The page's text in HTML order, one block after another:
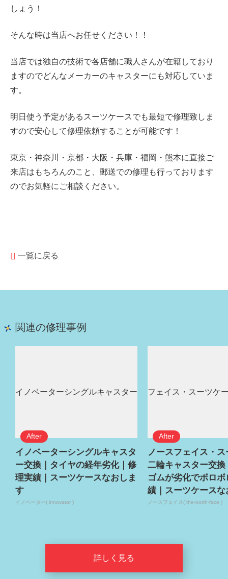
しょう！
そんな時は当店へお任せください！！
当店では独自の技術で各店舗に職人さんが在籍しており
ますのでどんなメーカーのキャスターにも対応していま
す。
明日使う予定があるスーツケースでも最短で修理致しま
すので安心して修理依頼することが可能です！
東京・神奈川・京都・大阪・兵庫・福岡・熊本に直接ご
来店はもちろんのこと、郵送での修理も行っております
のでお気軽にご相談ください。
一覧に戻る
関連の修理事例
イノベーターシングルキャスタ
ー交換｜タイヤの経年劣化｜修
理実績｜スーツケースなおしま
す
イノベーター( innovator )
ノースフェイス・
二輪キャスター交換
ゴムが劣化でボロ
績｜スーツケースな
ノースフェイス( the-north-face )
詳しく見る